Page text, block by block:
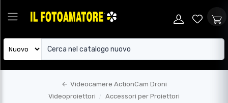
← Videocamere ActionCam Droni
Videoproiettori
Accessori per Proiettori